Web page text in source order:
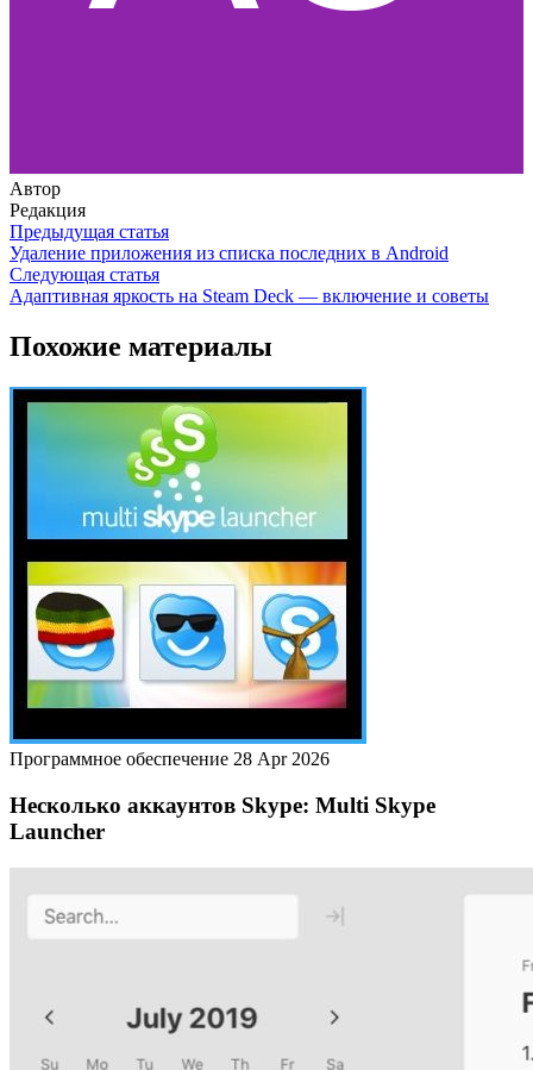
Автор
Редакция
Предыдущая статья
Удаление приложения из списка последних в Android
Следующая статья
Адаптивная яркость на Steam Deck — включение и советы
Похожие материалы
Программное обеспечение 28 Apr 2026
Несколько аккаунтов Skype: Multi Skype
Launcher